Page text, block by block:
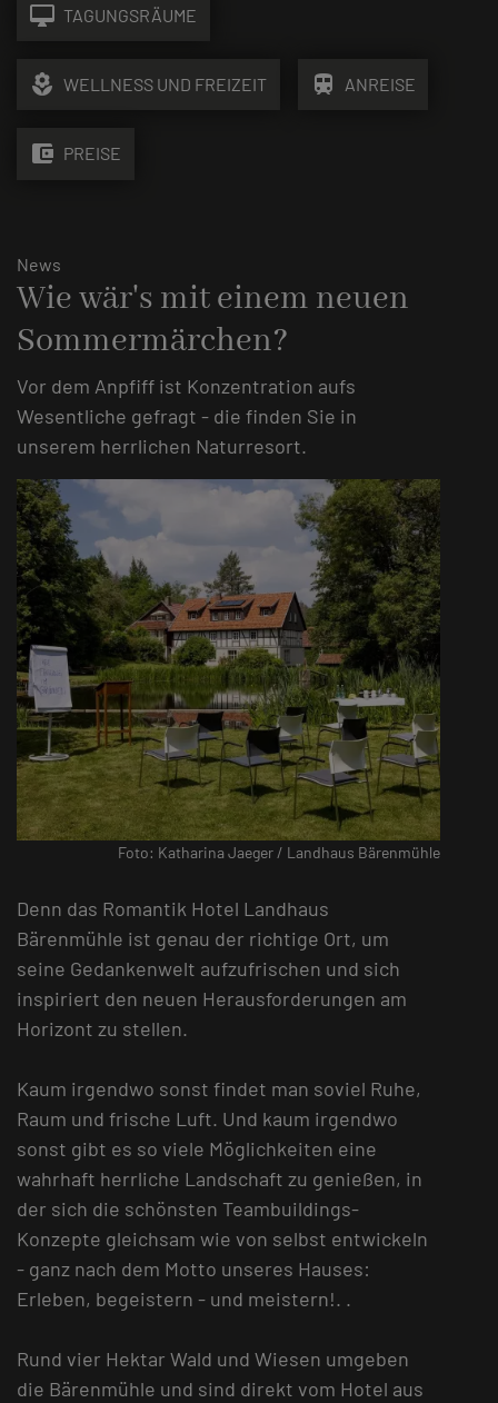
desktop_mac TAGUNGSRÄUME
local_florist WELLNESS UND FREIZEIT train ANREISE
account_balance_wallet PREISE
News
Wie wär's mit einem neuen
Sommermärchen?
Vor dem Anpfiff ist Konzentration aufs
Wesentliche gefragt - die finden Sie in
unserem herrlichen Naturresort.
Foto: Katharina Jaeger / Landhaus Bärenmühle
Denn das Romantik Hotel Landhaus
Bärenmühle ist genau der richtige Ort, um
seine Gedankenwelt aufzufrischen und sich
inspiriert den neuen Herausforderungen am
Horizont zu stellen.
Kaum irgendwo sonst findet man soviel Ruhe,
Raum und frische Luft. Und kaum irgendwo
sonst gibt es so viele Möglichkeiten eine
wahrhaft herrliche Landschaft zu genießen, in
der sich die schönsten Teambuildings-
Konzepte gleichsam wie von selbst entwickeln
- ganz nach dem Motto unseres Hauses:
Erleben, begeistern - und meistern!. .
Rund vier Hektar Wald und Wiesen umgeben
die Bärenmühle und sind direkt vom Hotel aus